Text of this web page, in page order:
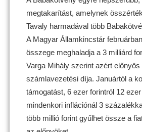
megtakarítást, amelynek
Tavaly harmadával több
A Magyar Államkincstár
összege meghaladja a 3 milliárd
Varga Mihály szerint azért
számlavezetési díja. Januártól a
támogatást, 6 ezer forintról 12
mindenkori inflációnál 3
több millió forint gyűlhet össze a